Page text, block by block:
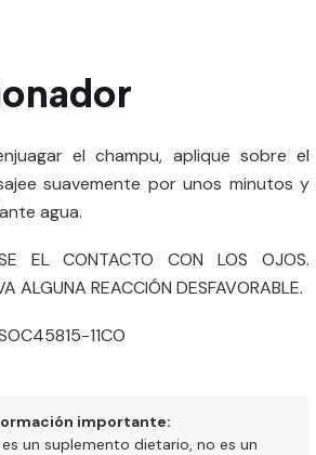
el champu, aplique sobre el
suavemente por unos minutos y
agua.
EL CONTACTO CON LOS OJOS.
ALGUNA REACCIÓN DESFAVORABLE.
11CO
importante:
un suplemento dietario, no es un